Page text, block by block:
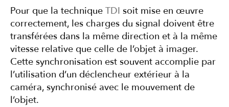
Pour que la technique TDI soit mise en œuvre
correctement, les charges du signal doivent être
transférées dans la même direction et à la même
vitesse relative que celle de l’objet à imager.
Cette synchronisation est souvent accomplie par
l’utilisation d’un déclencheur extérieur à la
caméra, synchronisé avec le mouvement de
l’objet.